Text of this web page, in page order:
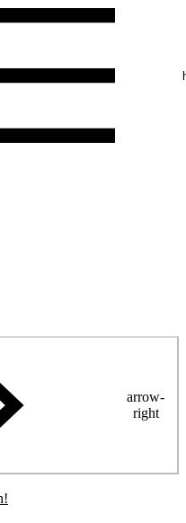
arrow-
right